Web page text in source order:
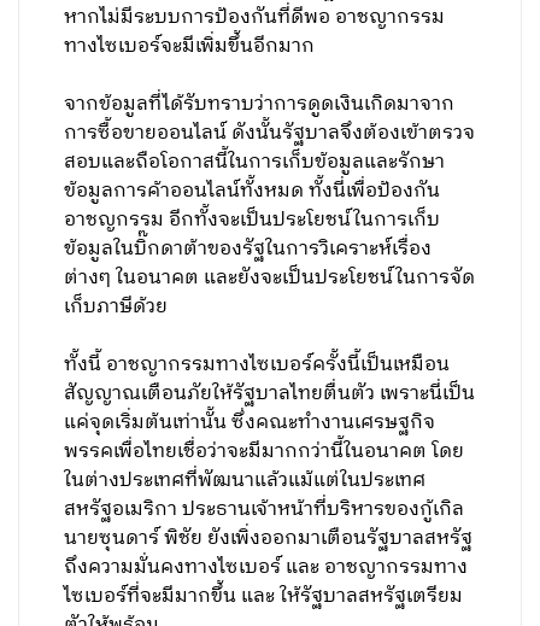
หากไม่มีระบบการป้องกันที่ดีพอ อาชญากรรม
ทางไซเบอร์จะมีเพิ่มขึ้นอีกมาก
จากข้อมูลที่ได้รับทราบว่าการดูดเงินเกิดมาจาก
การซื้อขายออนไลน์ ดังนั้นรัฐบาลจึงต้องเข้าตรวจ
สอบและถือโอกาสนี้ในการเก็บข้อมูลและรักษา
ข้อมูลการค้าออนไลน์ทั้งหมด ทั้งนี่เพื่อป้องกัน
อาชญกรรม อีกทั้งจะเป็นประโยชน์ในการเก็บ
ข้อมูลในบิ๊กดาต้าของรัฐในการวิเคราะห์เรื่อง
ต่างๆ ในอนาคต และยังจะเป็นประโยชน์ในการจัด
เก็บภาษีด้วย
ทั้งนี้ อาชญากรรมทางไซเบอร์ครั้งนี้เป็นเหมือน
สัญญาณเตือนภัยให้รัฐบาลไทยตื่นตัว เพราะนี่เป็น
แค่จุดเริ่มต้นเท่านั้น ซึ่งคณะทำงานเศรษฐกิจ
พรรคเพื่อไทยเชื่อว่าจะมีมากกว่านี้ในอนาคต โดย
ในต่างประเทศที่พัฒนาแล้วแม้แต่ในประเทศ
สหรัฐอเมริกา ประธานเจ้าหน้าที่บริหารของกู้เกิล
นายซุนดาร์ พิชัย ยังเพิ่งออกมาเตือนรัฐบาลสหรัฐ
ถึงความมั่นคงทางไซเบอร์ และ อาชญากรรมทาง
ไซเบอร์ที่จะมีมากขึ้น และ ให้รัฐบาลสหรัฐเตรียม